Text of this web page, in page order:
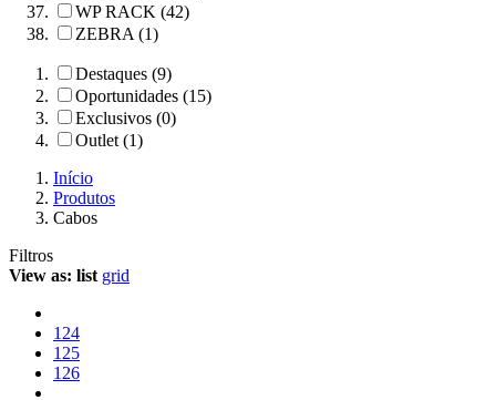
WP RACK (42)
ZEBRA (1)
Destaques (9)
Oportunidades (15)
Exclusivos (0)
Outlet (1)
Início
Produtos
Cabos
Filtros
View as: list grid
124
125
126